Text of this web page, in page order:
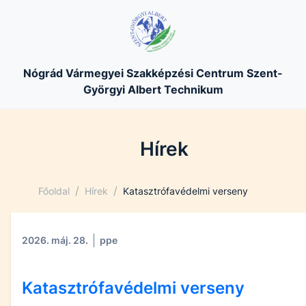
Nógrád Vármegyei Szakképzési Centrum Szent-
Györgyi Albert Technikum
Hírek
Főoldal / Hírek / Katasztrófavédelmi verseny
2026. máj. 28. ppe
Katasztrófavédelmi verseny